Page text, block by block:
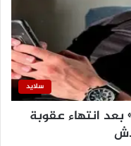
سلايد
بعد انتهاء عقوبة